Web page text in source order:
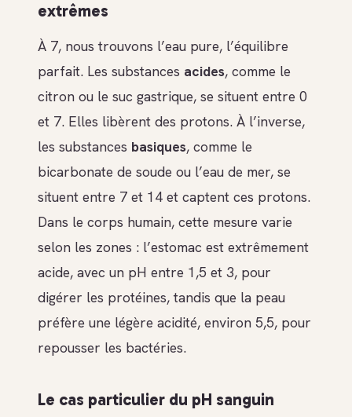
extrêmes
À 7, nous trouvons l’eau pure, l’équilibre
parfait. Les substances acides, comme le
citron ou le suc gastrique, se situent entre 0
et 7. Elles libèrent des protons. À l’inverse,
les substances basiques, comme le
bicarbonate de soude ou l’eau de mer, se
situent entre 7 et 14 et captent ces protons.
Dans le corps humain, cette mesure varie
selon les zones : l’estomac est extrêmement
acide, avec un pH entre 1,5 et 3, pour
digérer les protéines, tandis que la peau
préfère une légère acidité, environ 5,5, pour
repousser les bactéries.
Le cas particulier du pH sanguin